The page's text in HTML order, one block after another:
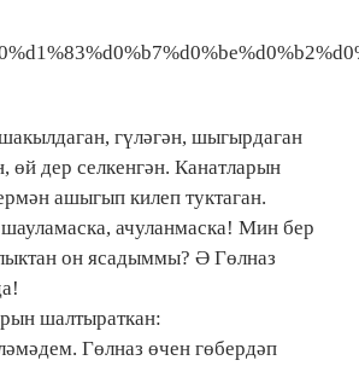
гүләгән, шыгырдаган
өй дер селкенгән. Канатларын
ашыгып килеп туктаган.
ачуланмаска! Мин бер
он ясадыммы? Ә Гөлназ
шалтыраткан:
Гөлназ өчен гөбердәп